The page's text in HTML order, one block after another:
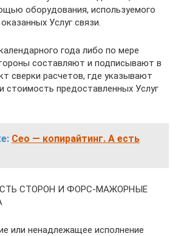
оборудования, используемого
Услуг связи.
года либо по мере
составляют и подписывают в
сверки расчетов, где указывают
стоимость предоставленных Услуг
Сео — копирайтинг. А есть
СТОРОН И ФОРС-МАЖОРНЫЕ
или ненадлежащее исполнение